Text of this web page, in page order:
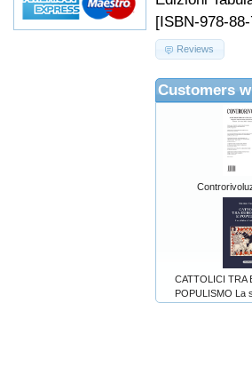
[ISBN-978-
Reviews
Customers
CATTOLICI TRA
POPULISMO La